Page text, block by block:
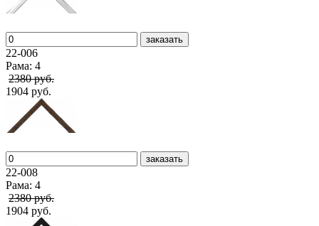
заказать
22-006
Рама: 4
2380 руб.
1904 руб.
заказать
22-008
Рама: 4
2380 руб.
1904 руб.